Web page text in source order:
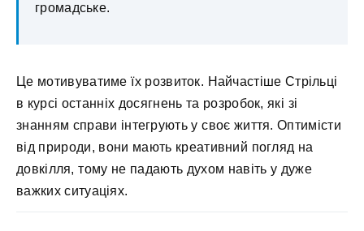
громадське.
Це мотивуватиме їх розвиток. Найчастіше Стрільці
в курсі останніх досягнень та розробок, які зі
знанням справи інтегрують у своє життя. Оптимісти
від природи, вони мають креативний погляд на
довкілля, тому не падають духом навіть у дуже
важких ситуаціях.